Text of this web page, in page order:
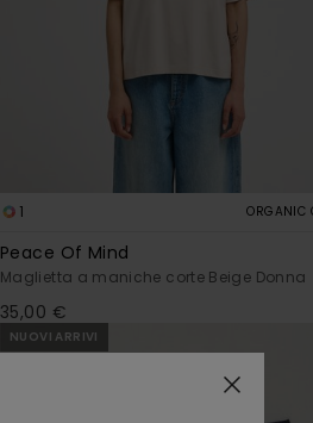
1 ORGANIC
Peace Of Mind
Maglietta a maniche corte Beige Donna
35,00 €
NUOVI ARRIVI